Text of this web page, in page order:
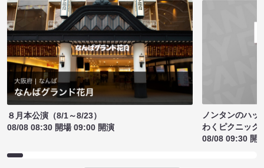
８月本公演（8/1～8/23）
08/08 08:30 開場 09:00 開演
ノンタンのハッ
わくピクニック
08/08 09:30 開